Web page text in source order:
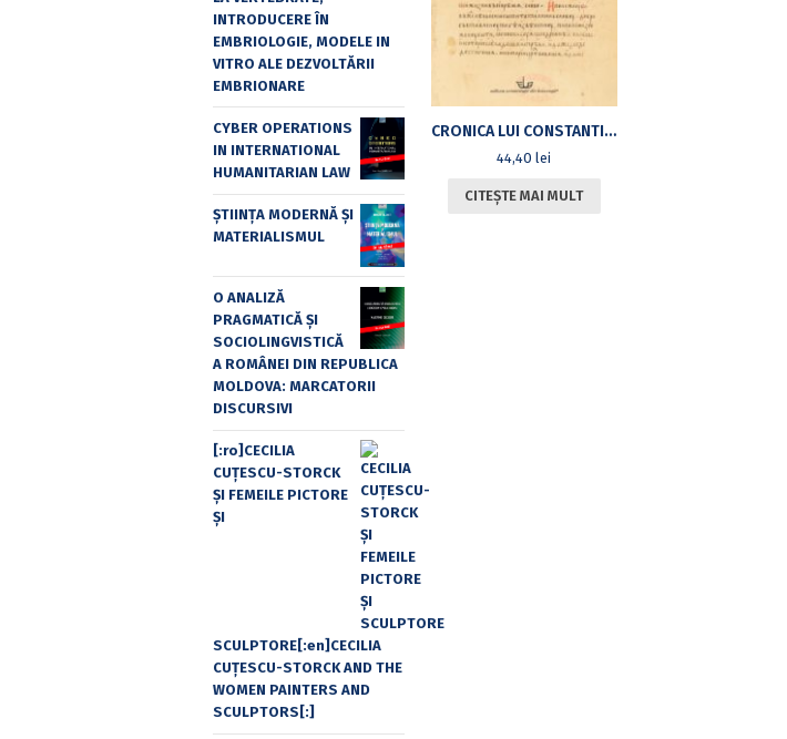
CRONICA LUI CONSTANTIN MANASSES (ED. 2). PARTEA I – LETOPISEŢUL PREAÎNŢELEPTULUI MANASSES CUPRINZÂND ANII DE LA FACEREA LUMII ŞI AJUNGÂND PÂNĂ LA DOMNIA LUI CHIR NICHIFOR BOTANIATES. PARTEA II – VERSIUNEA ÎN SLAVONA MEDIOBULGARĂ
44,40lei
CITEȘTE MAI MULT
INTRODUCERE ÎN
EMBRIOLOGIE, MODELE IN
VITRO ALE DEZVOLTĂRII
EMBRIONARE
CYBER OPERATIONS
IN INTERNATIONAL
HUMANITARIAN LAW
ȘTIINȚA MODERNĂ ȘI
MATERIALISMUL
O ANALIZĂ
PRAGMATICĂ ȘI
SOCIOLINGVISTICĂ
A ROMÂNEI DIN REPUBLICA
MOLDOVA: MARCATORII
DISCURSIVI
[:ro]CECILIA
CUŢESCU-STORCK
ŞI FEMEILE PICTORE
ŞI
SCULPTORE[:en]CECILIA
CUŢESCU-STORCK AND THE
WOMEN PAINTERS AND
SCULPTORS[:]